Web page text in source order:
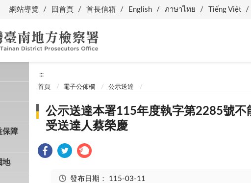
網站導覽 回首頁 首長信箱 English ภาษาไทย Tiếng Việt
保障
地
:::
首頁 電子公佈欄 公示送達
公示送達本署115年度執字第2285號
受送達人蔡榮慶
發布日期： 115-03-11